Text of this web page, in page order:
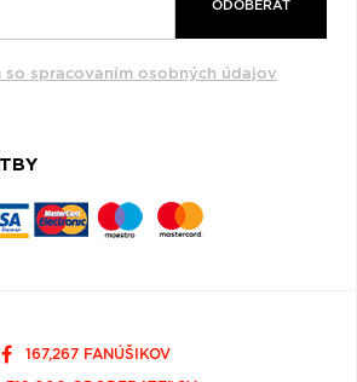
ODOBERAŤ
so spracovaním osobných údajov
167,267 FANÚŠIKOV